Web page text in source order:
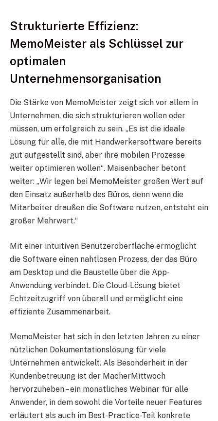
Strukturierte Effizienz:
MemoMeister als Schlüssel zur
optimalen
Unternehmensorganisation
Die Stärke von MemoMeister zeigt sich vor allem in
Unternehmen, die sich strukturieren wollen oder
müssen, um erfolgreich zu sein. „Es ist die ideale
Lösung für alle, die mit Handwerkersoftware bereits
gut aufgestellt sind, aber ihre mobilen Prozesse
weiter optimieren wollen“. Maisenbacher betont
weiter: „Wir legen bei MemoMeister großen Wert auf
den Einsatz außerhalb des Büros, denn wenn die
Mitarbeiter draußen die Software nutzen, entsteht ein
großer Mehrwert.“
Mit einer intuitiven Benutzeroberfläche ermöglicht
die Software einen nahtlosen Prozess, der das Büro
am Desktop und die Baustelle über die App-
Anwendung verbindet. Die Cloud-Lösung bietet
Echtzeitzugriff von überall und ermöglicht eine
effiziente Zusammenarbeit.
MemoMeister hat sich in den letzten Jahren zu einer
nützlichen Dokumentationslösung für viele
Unternehmen entwickelt. Als Besonderheit in der
Kundenbetreuung ist der MacherMittwoch
hervorzuheben – ein monatliches Webinar für alle
Anwender, in dem sowohl die Vorteile neuer Features
erläutert als auch im Best-Practice-Teil konkrete